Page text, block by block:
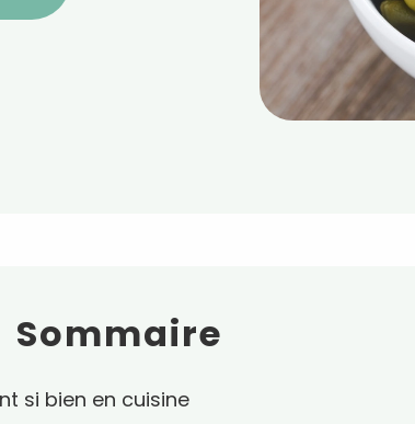
Sommaire
si bien en cuisine